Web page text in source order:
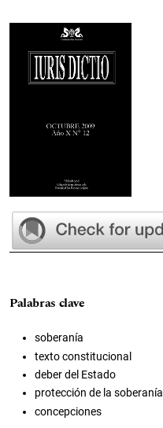
Imagen de portada
Palabras clave
soberanía
texto constitucional
deber del Estado
protección de la soberanía
concepciones